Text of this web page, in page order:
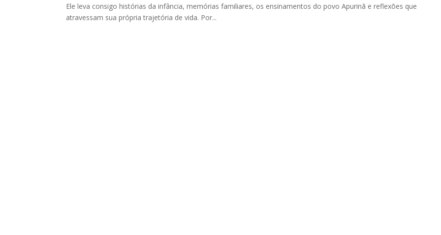
Ele leva consigo histórias da infância, memórias familiares, os ensinamentos do povo Apurinã e reflexões que
atravessam sua própria trajetória de vida. Por...